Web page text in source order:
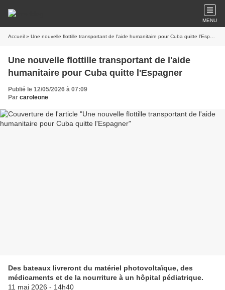
MENU
Accueil » Une nouvelle flottille transportant de l'aide humanitaire pour Cuba quitte l'Espagner
Une nouvelle flottille transportant de l'aide
humanitaire pour Cuba quitte l'Espagner
Publié le 12/05/2026 à 07:09
Par caroleone
Des bateaux livreront du matériel photovoltaïque, des
médicaments et de la nourriture à un hôpital pédiatrique.
11 mai 2026 - 14h40